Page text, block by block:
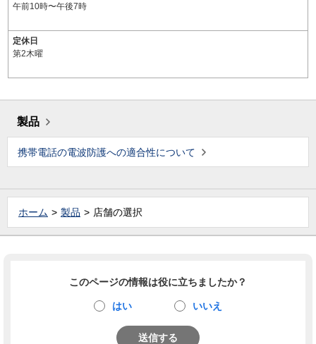
午前10時〜午後7時
定休日
第2木曜
製品
携帯電話の電波防護への適合性について
ホーム 製品 店舗の選択
このページの情報は役に立ちましたか？
はい いいえ
送信する